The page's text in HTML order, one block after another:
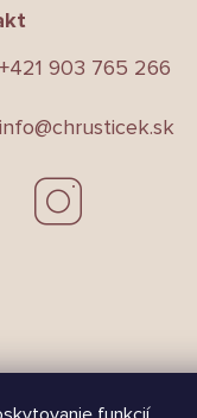
info@chrusticek.sk
+421 903 765 266